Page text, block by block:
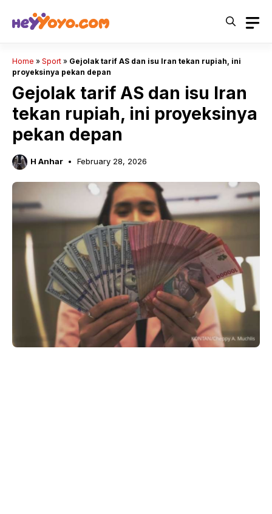
Home » Sport » Gejolak tarif AS dan isu Iran tekan rupiah, ini
proyeksinya pekan depan
Gejolak tarif AS dan isu Iran
tekan rupiah, ini proyeksinya
pekan depan
H Anhar February 28, 2026